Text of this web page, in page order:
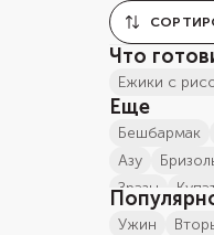
Что
ежики с
Еще
бешбармак
азу
зразы
мясо в
ужин